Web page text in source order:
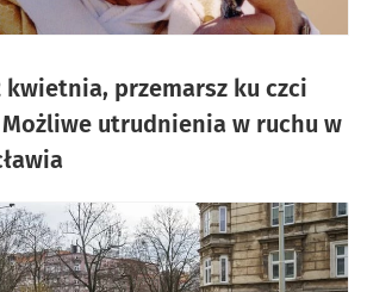
kwietnia, przemarsz ku czci
Możliwe utrudnienia w ruchu w